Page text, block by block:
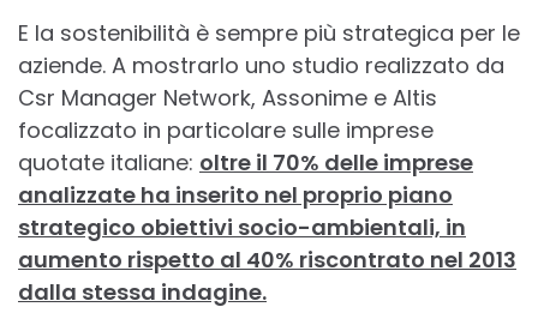
E la sostenibilità è sempre più strategica per le
aziende. A mostrarlo uno studio realizzato da
Csr Manager Network, Assonime e Altis
focalizzato in particolare sulle imprese
quotate italiane: oltre il 70% delle imprese
analizzate ha inserito nel proprio piano
strategico obiettivi socio-ambientali, in
aumento rispetto al 40% riscontrato nel 2013
dalla stessa indagine.